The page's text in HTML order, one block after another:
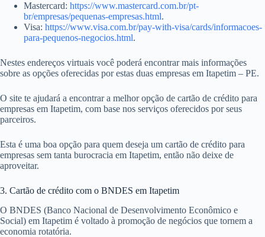
Mastercard: https://www.mastercard.com.br/pt-
br/empresas/pequenas-empresas.html.
Visa: https://www.visa.com.br/pay-with-visa/cards/informacoes-
para-pequenos-negocios.html.
Nestes endereços virtuais você poderá encontrar mais informações
sobre as opções oferecidas por estas duas empresas em Itapetim – PE.
O site te ajudará a encontrar a melhor opção de cartão de crédito para
empresas em Itapetim, com base nos serviços oferecidos por seus
parceiros.
Esta é uma boa opção para quem deseja um cartão de crédito para
empresas sem tanta burocracia em Itapetim, então não deixe de
aproveitar.
3. Cartão de crédito com o BNDES em Itapetim
O BNDES (Banco Nacional de Desenvolvimento Econômico e
Social) em Itapetim é voltado à promoção de negócios que tornem a
economia rotatória.